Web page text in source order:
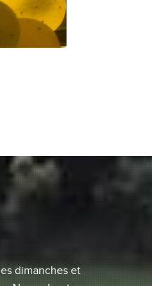
dimanches et